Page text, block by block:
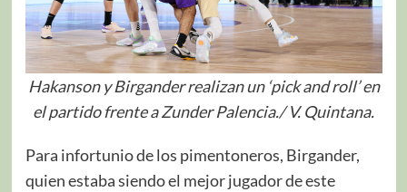
Hakanson y Birgander realizan un ‘pick and roll’ en
el partido frente a Zunder Palencia./ V. Quintana.
Para infortunio de los pimentoneros, Birgander,
quien estaba siendo el mejor jugador de este